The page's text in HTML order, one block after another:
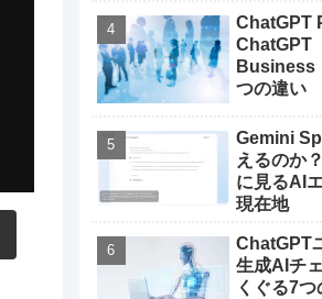
ChatGPT
ChatGPT
Business
つの違い
Gemini
えるのか
に見るAI
現在地
ChatGPT
生成AIチ
くぐる7